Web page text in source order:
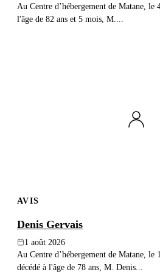
Au Centre d’hébergement de Matane, le
l'âge de 82 ans et 5 mois, M....
AVIS
Denis Gervais
1 août 2026
Au Centre d’hébergement de Matane, le
décédé à l'âge de 78 ans, M. Denis...